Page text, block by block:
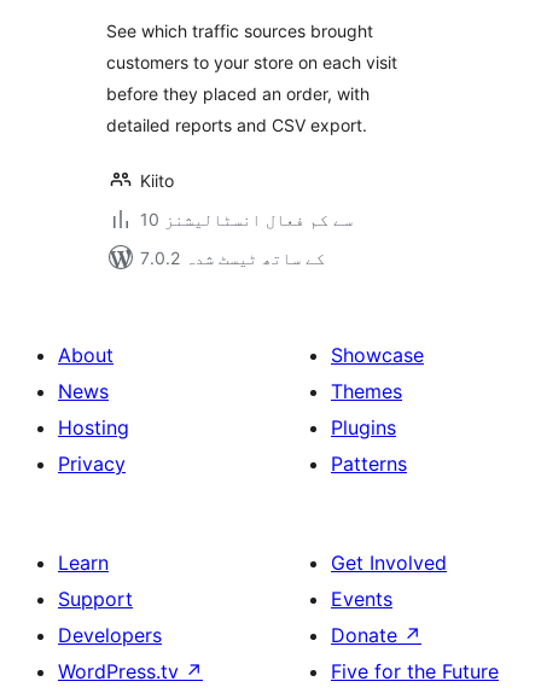
See which traffic sources brought
customers to your store on each visit
before they placed an order, with
detailed reports and CSV export.
Kiito
10 سے کم فعال انسٹالیشنز
7.0.2 کے ساتھ ٹیسٹ شدہ
About
News
Hosting
Privacy
Showcase
Themes
Plugins
Patterns
Learn
Support
Developers
WordPress.tv ↗
Get Involved
Events
Donate ↗
Five for the Future